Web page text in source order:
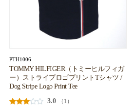
PTH1006
TOMMY HILFIGER（トミーヒルフィガ
ー）ストライプロゴプリントTシャツ /
Dog Stripe Logo Print Tee
3.0
（1）